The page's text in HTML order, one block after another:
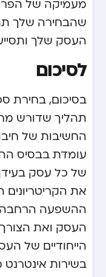
מעמיקה של
שהבחירה שלך
העסק שלך
לסיכום
בסיכום, בחירת
תהליך שדורש
החשיבות של
עומדת בבסיס
של כל עסק
את הקריטריונים
ההשפעה הרחבה
העסק ואת
הייחודיים של
בשירות